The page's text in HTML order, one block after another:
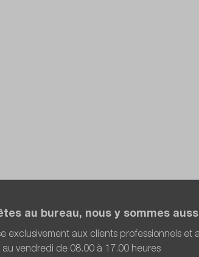
au bureau, nous y sommes
exclusivement aux clients professionnels et
au vendredi de 08.00 à 17.00 heures